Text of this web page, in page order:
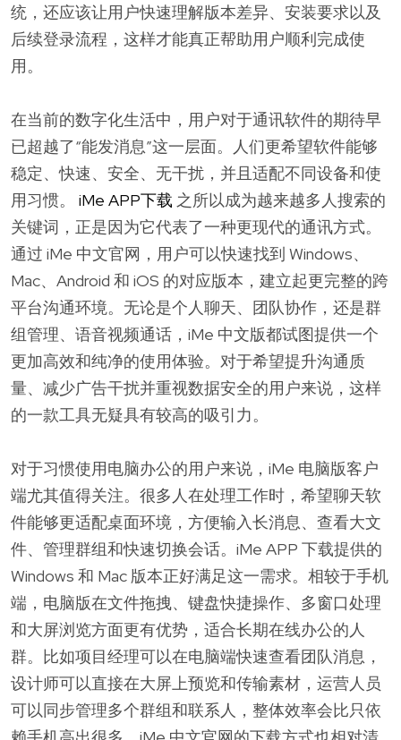
统，还应该让用户快速理解版本差异、安装要求以及
后续登录流程，这样才能真正帮助用户顺利完成使
用。
在当前的数字化生活中，用户对于通讯软件的期待早
已超越了“能发消息”这一层面。人们更希望软件能够
稳定、快速、安全、无干扰，并且适配不同设备和使
用习惯。 iMe APP下载 之所以成为越来越多人搜索的
关键词，正是因为它代表了一种更现代的通讯方式。
通过 iMe 中文官网，用户可以快速找到 Windows、
Mac、Android 和 iOS 的对应版本，建立起更完整的跨
平台沟通环境。无论是个人聊天、团队协作，还是群
组管理、语音视频通话，iMe 中文版都试图提供一个
更加高效和纯净的使用体验。对于希望提升沟通质
量、减少广告干扰并重视数据安全的用户来说，这样
的一款工具无疑具有较高的吸引力。
对于习惯使用电脑办公的用户来说，iMe 电脑版客户
端尤其值得关注。很多人在处理工作时，希望聊天软
件能够更适配桌面环境，方便输入长消息、查看大文
件、管理群组和快速切换会话。iMe APP 下载提供的
Windows 和 Mac 版本正好满足这一需求。相较于手机
端，电脑版在文件拖拽、键盘快捷操作、多窗口处理
和大屏浏览方面更有优势，适合长期在线办公的人
群。比如项目经理可以在电脑端快速查看团队消息，
设计师可以直接在大屏上预览和传输素材，运营人员
可以同步管理多个群组和联系人，整体效率会比只依